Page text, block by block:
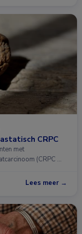
CRPC
met
(CRPC …
Lees meer →